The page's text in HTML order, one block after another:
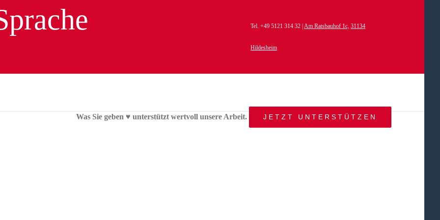
Tel. +49 5121 314 32 |Am Ratsbauhof 1c, 31134
Hildesheim
Was Sie geben ♥︎ unterstützt wertvoll unsere Arbeit. JETZT UNTERSTÜTZENSTART